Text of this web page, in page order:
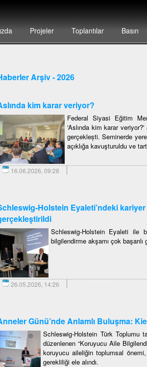
Projeler Toplantılar Basın
Arşiv - 2026
kim karar veriyor?
Federal Siyasi Eğitim
'Aslında kim karar
gerçeklești. Seminerde
açıklığa kavuşturuldu ve
16.06.2026, 09:28
Holstein Eyaleti’ndeki kariyer
Schleswig-Holstein Eyaleti ile
bilgilendirme akşamı çok
26.05.2026, 14:26
Günü’nde Anlamlı Buluşma:
Schleswig-Holstein Türk Toplumu
düzenlenen “Koruyucu Aile
koruyucu aileliğin toplumsal
gerekliliği ele alındı.